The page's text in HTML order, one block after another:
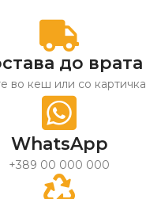
до врата
во кеш или со картичка
WhatsApp
+389 00 000 000